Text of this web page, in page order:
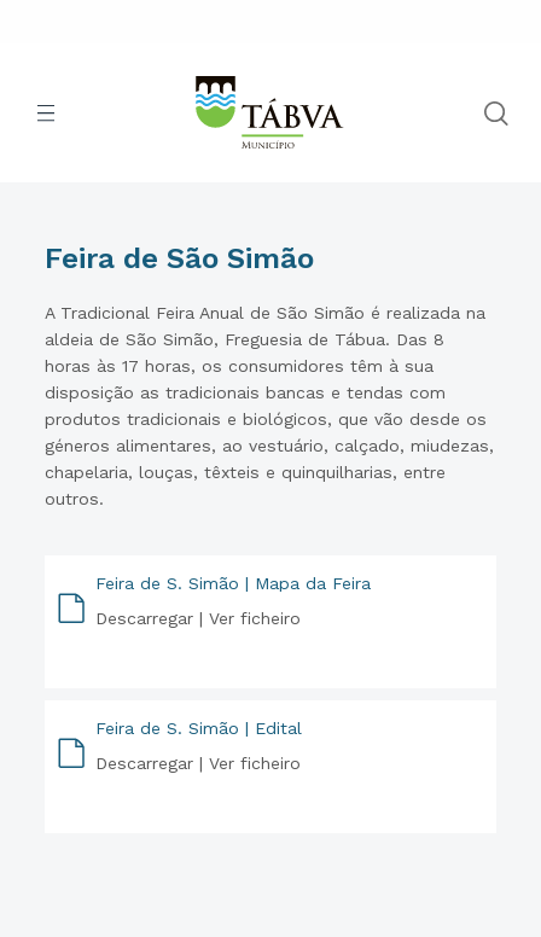
Feira de São Simão
A Tradicional Feira Anual de São Simão é realizada na
aldeia de São Simão, Freguesia de Tábua. Das 8
horas às 17 horas, os consumidores têm à sua
disposição as tradicionais bancas e tendas com
produtos tradicionais e biológicos, que vão desde os
géneros alimentares, ao vestuário, calçado, miudezas,
chapelaria, louças, têxteis e quinquilharias, entre
outros.
Feira de S. Simão | Mapa da Feira
Descarregar |Ver ficheiro
Feira de S. Simão | Edital
Descarregar |Ver ficheiro